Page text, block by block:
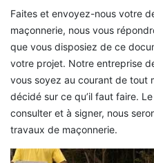
Faites et envoyez-nous votre
maçonnerie, nous vous
que vous disposiez de ce
votre projet. Notre entreprise
vous soyez au courant de tout
décidé sur ce qu’il faut faire.
consulter et à signer, nous
travaux de maçonnerie.